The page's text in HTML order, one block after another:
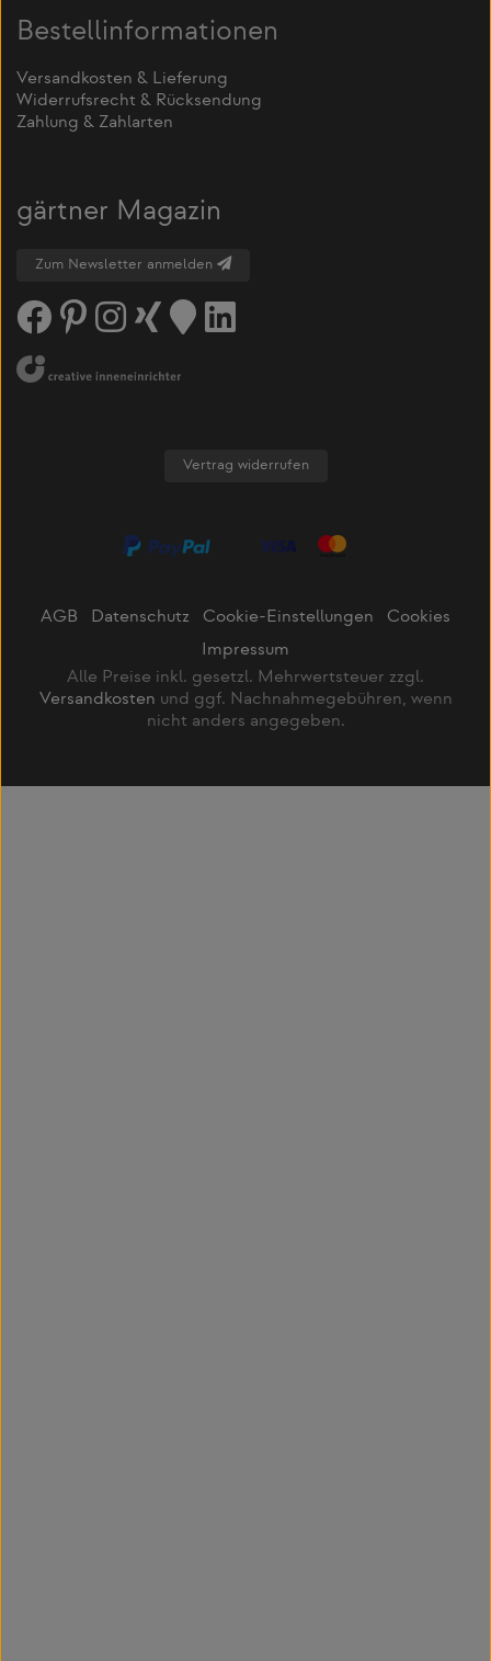
Bestellinformationen
Versandkosten & Lieferung
Widerrufsrecht & Rücksendung
Zahlung & Zahlarten
gärtner Magazin
Zum Newsletter anmelden
Vertrag widerrufen
AGB Datenschutz Cookie-Einstellungen
Cookies
Impressum
Alle Preise inkl. gesetzl. Mehrwertsteuer zzgl.
Versandkosten und ggf. Nachnahmegebühren, wenn
nicht anders angegeben.